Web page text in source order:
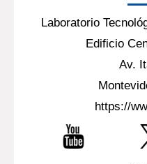
Laboratorio
Edificio
Av.
https://